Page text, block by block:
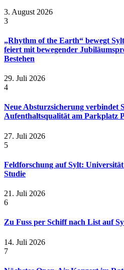
3. August 2026
3
„Rhythm of the Earth“ bewegt
feiert mit bewegender
Bestehen
29. Juli 2026
4
Neue Absturzsicherung verbindet
Aufenthaltsqualität am Parkplatz
27. Juli 2026
5
Feldforschung auf Sylt:
Studie
21. Juli 2026
6
Zu Fuss per Schiff nach List auf
14. Juli 2026
7